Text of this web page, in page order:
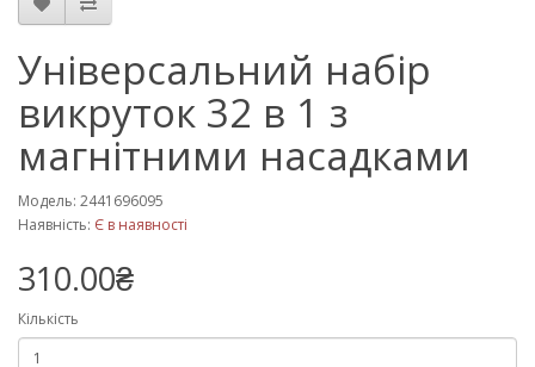
Універсальний набір
викруток 32 в 1 з
магнітними насадками
Модель: 2441696095
Наявність: Є в наявності
310.00₴
Кількість